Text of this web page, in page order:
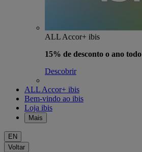
ALL Accor+ ibis
15% de desconto o ano todo
Descobrir
ALL Accor+ ibis
Bem-vindo ao ibis
Loja ibis
Mais
EN
Voltar